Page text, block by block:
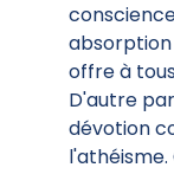
absorption
offre à
D'autre
dévotion